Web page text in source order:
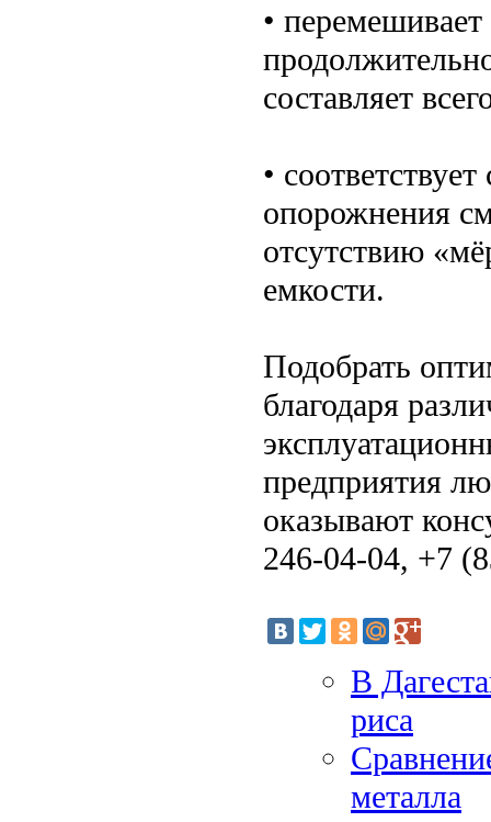
•
составляет
•
опорожнения
отсутствию
емкости.
Подобрать
благодаря
предприятия
оказывают
246-04-04, +7
В
риса
металла